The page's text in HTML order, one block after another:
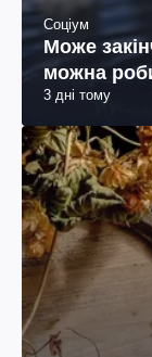
Соціум
Може
можна
3 дні тому